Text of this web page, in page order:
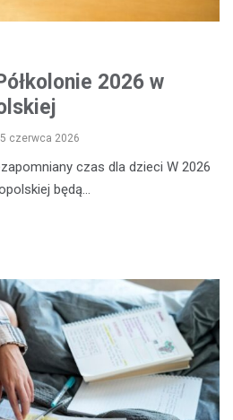
2026 w
czerwca 2026
czas dla dzieci W 2026
będą…